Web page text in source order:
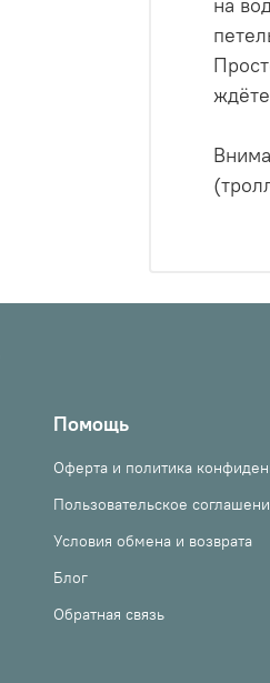
Помощь
Оферта и политика
Пользовательское
Условия обмена и возврата
Блог
Обратная связь